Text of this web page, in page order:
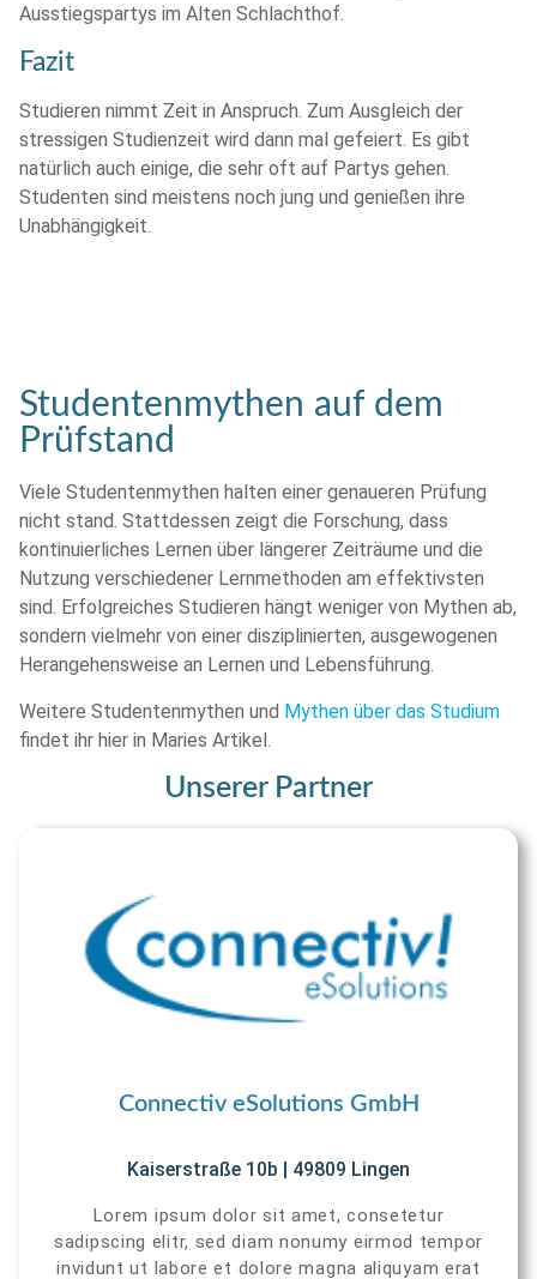
Ausstiegspartys im Alten Schlachthof.
Fazit
Studieren nimmt Zeit in Anspruch. Zum Ausgleich der
stressigen Studienzeit wird dann mal gefeiert. Es gibt
natürlich auch einige, die sehr oft auf Partys gehen.
Studenten sind meistens noch jung und genießen ihre
Unabhängigkeit.
Studentenmythen auf dem
Prüfstand
Viele Studentenmythen halten einer genaueren Prüfung
nicht stand. Stattdessen zeigt die Forschung, dass
kontinuierliches Lernen über längerer Zeiträume und die
Nutzung verschiedener Lernmethoden am effektivsten
sind. Erfolgreiches Studieren hängt weniger von Mythen ab,
sondern vielmehr von einer disziplinierten, ausgewogenen
Herangehensweise an Lernen und Lebensführung.
Weitere Studentenmythen und Mythen über das Studium
findet ihr hier in Maries Artikel.
Unserer Partner
Connectiv eSolutions GmbH
Kaiserstraße 10b | 49809 Lingen
Lorem ipsum dolor sit amet, consetetur
sadipscing elitr, sed diam nonumy eirmod tempor
invidunt ut labore et dolore magna aliquyam erat